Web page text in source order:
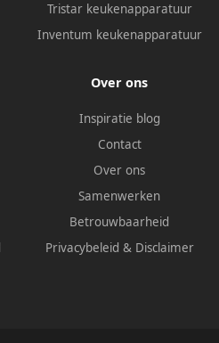
Tristar keukenapparatuur
Inventum keukenapparatuur
Over ons
Inspiratie blog
Contact
Over ons
Samenwerken
Betrouwbaarheid
Privacybeleid & Disclaimer